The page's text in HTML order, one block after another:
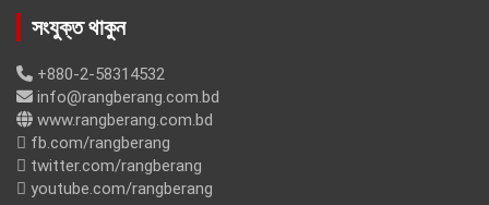
সংযুক্ত থাকুন
+880-2-58314532
info@rangberang.com.bd
www.rangberang.com.bd
fb.com/rangberang
twitter.com/rangberang
youtube.com/rangberang